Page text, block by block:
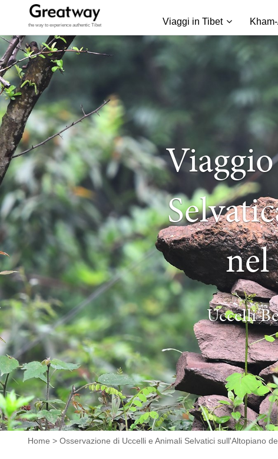
the way to experience authentic Tibet Viaggi in Tibet
Uccelli
Home > Osservazione di Uccelli e Animali Selvatici sull'Altopiano